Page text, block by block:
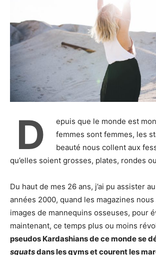
D
epuis que le monde est
femmes sont femmes, les
beauté nous collent aux
qu’elles soient grosses, plates, rondes
Du haut de mes 26 ans, j’ai pu assister
années 2000, quand les magazines
images de mannequins osseuses, pour
maintenant, ce temps plus ou moins
pseudos Kardashians de ce monde se
squatsdans les gyms et courent les